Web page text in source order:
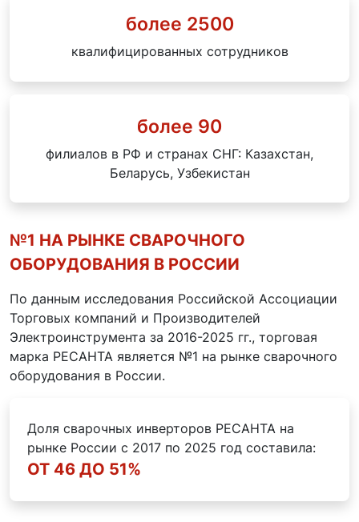
более 2500
квалифицированных сотрудников
более 90
филиалов в РФ и странах СНГ: Казахстан,
Беларусь, Узбекистан
№1 НА РЫНКЕ СВАРОЧНОГО
ОБОРУДОВАНИЯ В РОССИИ
По данным исследования Российской Ассоциации
Торговых компаний и Производителей
Электроинструмента за 2016-2025 гг., торговая
марка РЕСАНТА является №1 на рынке сварочного
оборудования в России.
Доля сварочных инверторов РЕСАНТА на
рынке России с 2017 по 2025 год составила:
ОТ 46 ДО 51%